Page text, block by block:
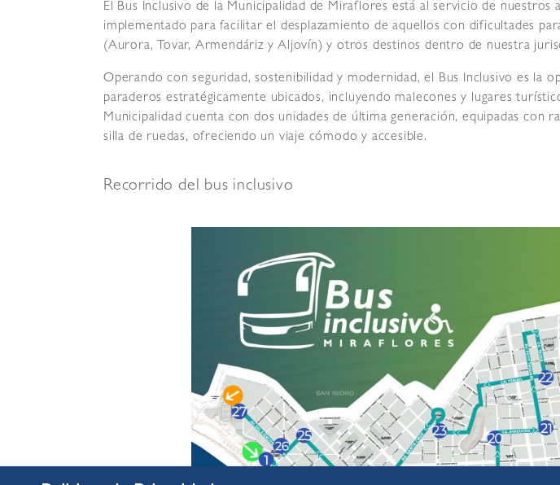
El Bus Inclusivo de la Municipalidad de Miraflores está al servicio de nuestros
implementado para facilitar el desplazamiento de aquellos con dificultades
(Aurora, Tovar, Armendáriz y Aljovín) y otros destinos dentro de nuestra
Operando con seguridad, sostenibilidad y modernidad, el Bus Inclusivo es la
paraderos estratégicamente ubicados, incluyendo malecones y lugares
Municipalidad cuenta con dos unidades de última generación, equipadas con
silla de ruedas, ofreciendo un viaje cómodo y accesible.
Recorrido del bus inclusivo